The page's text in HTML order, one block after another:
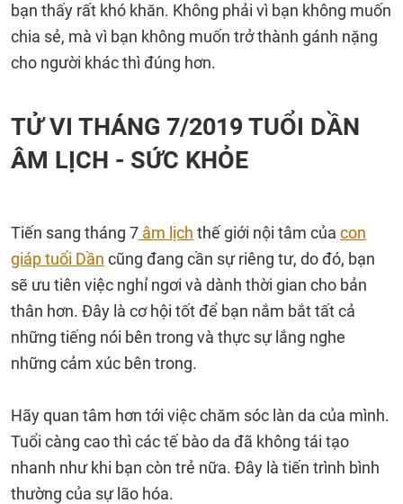
bạn thấy rất khó khăn. Không phải vì bạn không muốn
chia sẻ, mà vì bạn không muốn trở thành gánh nặng
cho người khác thì đúng hơn.
TỬ VI THÁNG 7/2019 TUỔI DẦN
ÂM LỊCH - SỨC KHỎE
Tiến sang tháng 7 âm lịch thế giới nội tâm của con
giáp tuổi Dần cũng đang cần sự riêng tư, do đó, bạn
sẽ ưu tiên việc nghỉ ngơi và dành thời gian cho bản
thân hơn. Đây là cơ hội tốt để bạn nắm bắt tất cả
những tiếng nói bên trong và thực sự lắng nghe
những cảm xúc bên trong.
Hãy quan tâm hơn tới việc chăm sóc làn da của mình.
Tuổi càng cao thì các tế bào da đã không tái tạo
nhanh như khi bạn còn trẻ nữa. Đây là tiến trình bình
thường của sự lão hóa.